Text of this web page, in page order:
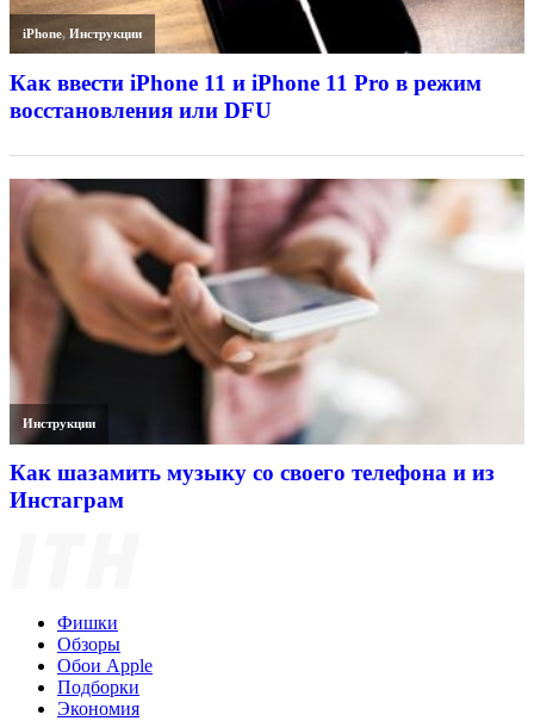
iPhone,Инструкции
Как ввести iPhone 11 и iPhone 11 Pro в режим
восстановления или DFU
Инструкции
Как шазамить музыку со своего телефона и из
Инстаграм
Фишки
Обзоры
Обои Apple
Подборки
Экономия